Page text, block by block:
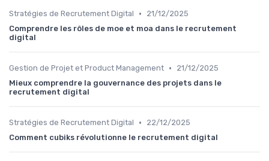
Stratégies de Recrutement Digital •
21/12/2025
Comprendre les rôles de moe et moa dans le recrutement
digital
Gestion de Projet et Product Management •
21/12/2025
Mieux comprendre la gouvernance des projets dans le
recrutement digital
Stratégies de Recrutement Digital •
22/12/2025
Comment cubiks révolutionne le recrutement digital